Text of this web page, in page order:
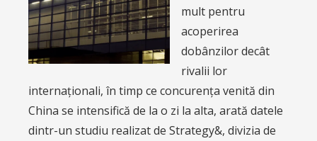
mult pentru
acoperirea
dobânzilor decât
rivalii lor
internaționali, în timp ce concurența venită din
China se intensifică de la o zi la alta, arată datele
dintr-un studiu realizat de Strategy&, divizia de